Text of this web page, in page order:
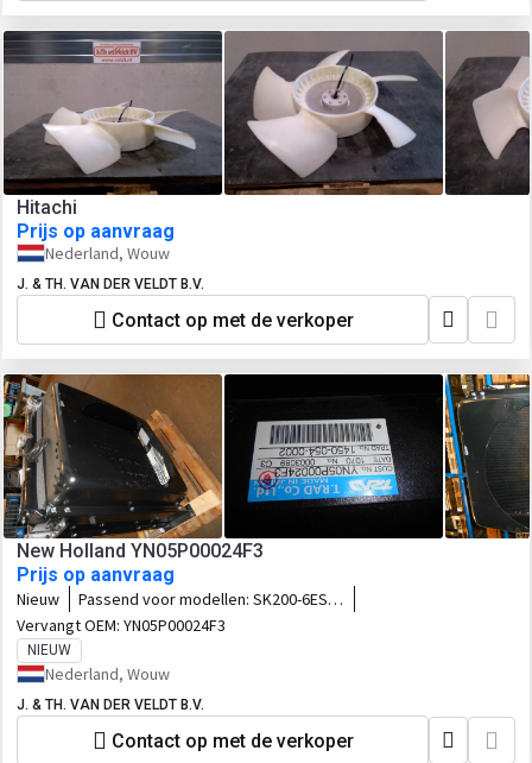
Hitachi
Prijs op aanvraag
Nederland, Wouw
J. & TH. VAN DER VELDT B.V.
Contact op met de verkoper
New Holland YN05P00024F3
Prijs op aanvraag
Nieuw Passend voor modellen: SK200-6ES
SK160LC-6E ED190LC-6E SK200LC-6ES
SK235SR-1ES SK235SRLC-1ES
SK235SRNLC-1ES
Vervangt OEM: YN05P00024F3
NIEUW
Nederland, Wouw
J. & TH. VAN DER VELDT B.V.
Contact op met de verkoper